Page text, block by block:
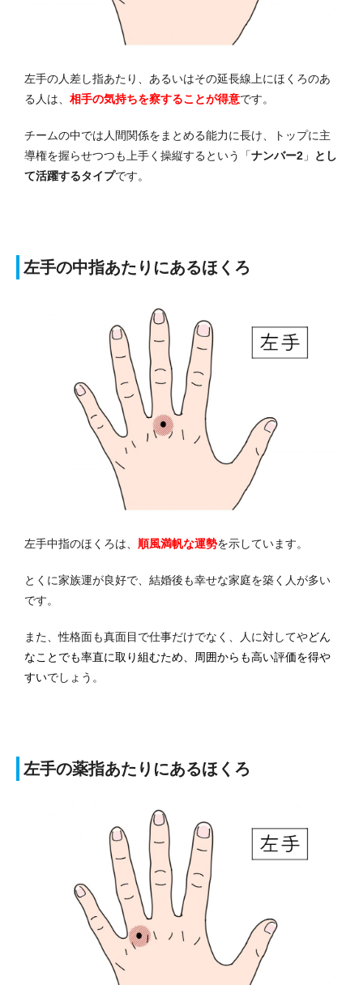
左手の人差し指あたり、あるいはその延長線上にほくろのあ
る人は、 相手の気持ちを察することが得意です。
チームの中では人間関係をまとめる能力に長け、トップに主
導権を握らせつつも上手く操縦するという「ナンバー2 」
とし
て活躍するタイプです。
左手の中指あたりにあるほくろ
左手中指のほくろは、 順風満帆な運勢を示しています。
とくに家族運が良好で、結婚後も幸せな家庭を築く人が多い
です。
また、性格面も真面目で仕事だけでなく、人に対してやどん
なことでも率直に取り組むため、周囲からも高い評価を得や
すいでしょう。
左手の薬指あたりにあるほくろ